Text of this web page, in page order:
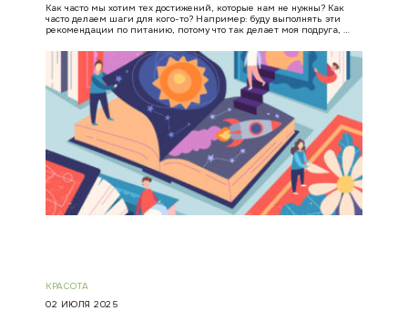
Как часто мы хотим тех достижений, которые нам не нужны? Как
часто делаем шаги для кого-то? Например: буду выполнять эти
рекомендации по питанию, потому что так делает моя подруга, …
КРАСОТА
02 ИЮЛЯ 2025